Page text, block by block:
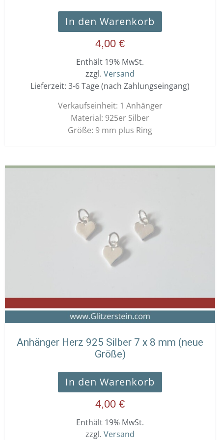
In den Warenkorb
4,00 €
Enthält 19% MwSt.
zzgl. Versand
Lieferzeit: 3-6 Tage (nach Zahlungseingang)
Verkaufseinheit: 1 Anhänger
Material: 925er Silber
Größe: 9 mm plus Ring
Anhänger Herz 925 Silber 7 x 8 mm (neue
Größe)
In den Warenkorb
4,00 €
Enthält 19% MwSt.
zzgl. Versand